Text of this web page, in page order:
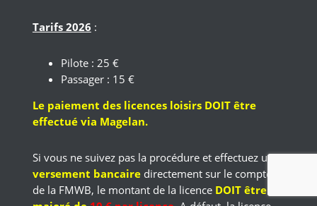
Tarifs 2026 :
Pilote : 25 €
Passager : 15 €
Le paiement des licences loisirs DOIT être
effectué via Magelan.
Si vous ne suivez pas la procédure et effectuez un
versement bancairedirectement sur le compte
de la FMWB, le montant de la licence DOIT être